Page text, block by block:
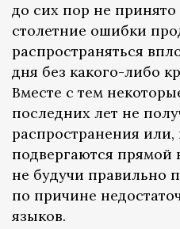
до сих пор не
столетние ошибки
распространяться
дня без какого-либо
Вместе с тем
последних лет не
распространения или,
подвергаются прямой
не будучи правильно
по причине
языков.